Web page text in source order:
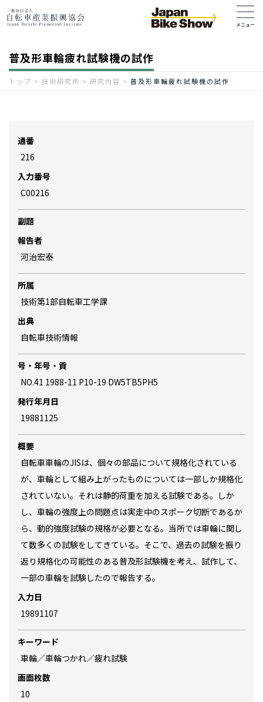
普及形車輪疲れ試験機の試作
トップ > 技術研究所 > 研究内容 > 普及形車輪疲れ試験機の試作
通番
216
入力番号
C00216
副題
報告者
河治宏泰
所属
技術第1部自転車工学課
出典
自転車技術情報
号・年号・貢
NO.41 1988-11 P10-19 DW5TB5PH5
発行年月日
19881125
概要
自転車車輪のJISは、個々の部品について規格化されている
が、車輪として組み上がったものについては一部しか規格化
されていない。それは静的荷重を加える試験である。しか
し、車輪の強度上の問題点は実走中のスポーク切断であるか
ら、動的強度試験の規格が必要となる。当所では車輪に関し
て数多くの試験をしてきている。そこで、過去の試験を振り
返り規格化の可能性のある普及形試験機を考え、試作して、
一部の車輪を試験したので報告する。
入力日
19891107
キーワード
車輪／車輪つかれ／疲れ試験
画面枚数
10